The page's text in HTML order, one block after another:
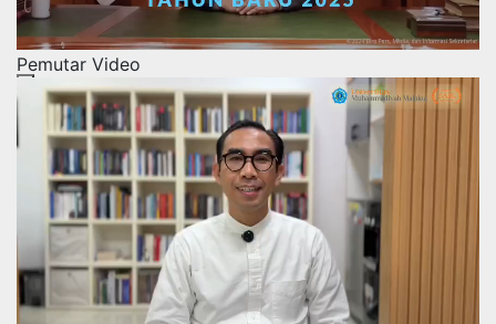
00:00
00:00
01:28
Pemutar Video